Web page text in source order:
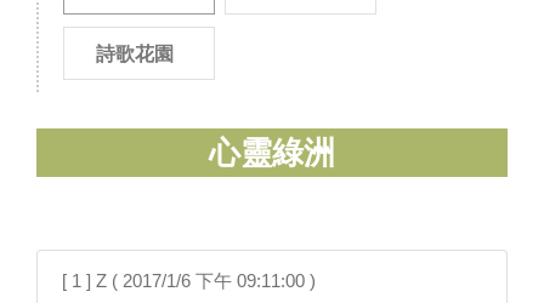
詩歌花園
心靈綠洲
[ 1 ] Z ( 2017/1/6 下午 09:11:00 )